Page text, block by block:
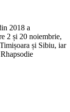
2018 a
2 și 20 noiembrie,
și Sibiu, iar